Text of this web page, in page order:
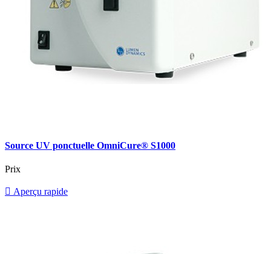
Source UV ponctuelle OmniCure® S1000
Prix
 Aperçu rapide